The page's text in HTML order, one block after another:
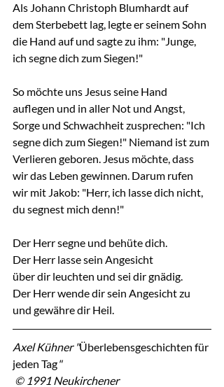
Als Johann Christoph Blumhardt auf
dem Sterbebett lag, legte er seinem Sohn
die Hand auf und sagte zu ihm: "Junge,
ich segne dich zum Siegen!"
So möchte uns Jesus seine Hand
auflegen und in aller Not und Angst,
Sorge und Schwachheit zusprechen: "Ich
segne dich zum Siegen!" Niemand ist zum
Verlieren geboren. Jesus möchte, dass
wir das Leben gewinnen. Darum rufen
wir mit Jakob: "Herr, ich lasse dich nicht,
du segnest mich denn!"
Der Herr segne und behüte dich.
Der Herr lasse sein Angesicht
über dir leuchten und sei dir gnädig.
Der Herr wende dir sein Angesicht zu
und gewähre dir Heil.
Axel Kühner "Überlebensgeschichten für
jeden Tag"
© 1991 Neukirchener